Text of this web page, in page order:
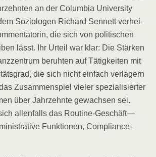
an der Colum­bia Uni­ver­si­ty
Sozio­lo­gen Richard Sen­nett ver­hei­
die sich von poli­ti­schen
lässt. Ihr Urteil war klar: Die Stär­ken
beruh­ten auf Tätig­kei­ten mit
die sich nicht ein­fach ver­la­gern
Zusam­men­spiel vie­ler spe­zia­li­sier­ter
über Jahr­zehn­te gewach­sen sei.
allen­falls das Routine-Geschäft—
Funk­tio­nen, Compliance-